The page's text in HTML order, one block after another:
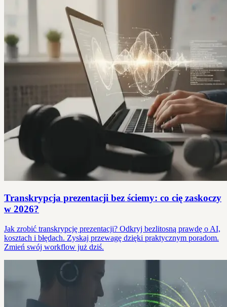
Transkrypcja prezentacji bez ściemy: co cię zaskoczy
w 2026?
Jak zrobić transkrypcję prezentacji? Odkryj bezlitosną prawdę o AI,
kosztach i błędach. Zyskaj przewagę dzięki praktycznym poradom.
Zmień swój workflow już dziś.